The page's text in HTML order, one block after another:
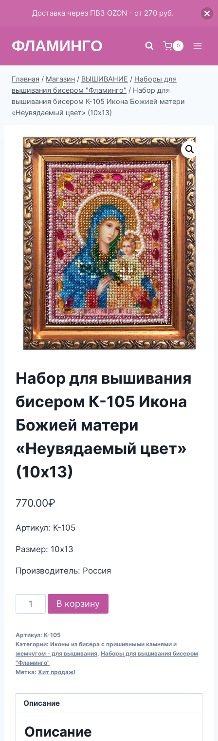
ФЛАМИНГО 0
Главная / Магазин / ВЫШИВАНИЕ / Наборы для
вышивания бисером "Фламинго" / Набор для
вышивания бисером К-105 Икона Божией матери
«Неувядаемый цвет» (10х13)
Набор для вышивания
бисером К-105 Икона
Божией матери
«Неувядаемый цвет»
(10х13)
770.00₽
Артикул: К-105
Размер: 10х13
Производитель: Россия
Количество
товара
для
вышивания
бисером
Икона
Божией
"Неувядаемый
В корзину
Артикул: К-105
Категории: Иконы из бисера с пришивными камнями и
жемчугом - для вышивания Наборы для вышивания бисером
"Фламинго"
Метка: Хит продаж!
Описание
Описание
Доставка через ПВЗ OZON - от 270 руб.